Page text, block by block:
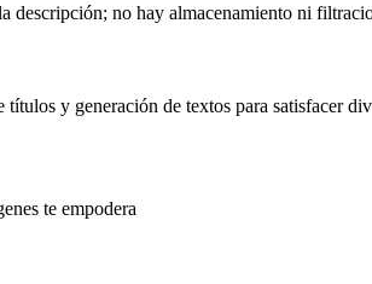
descripción; no hay almacenamiento ni
y generación de textos para satisfacer
te empodera